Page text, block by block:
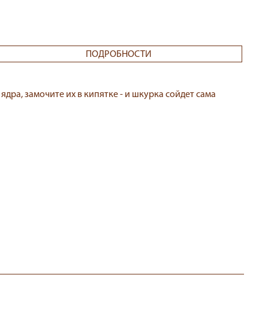
ПОДРОБНОСТИ
замочите их в кипятке - и шкурка сойдет сама